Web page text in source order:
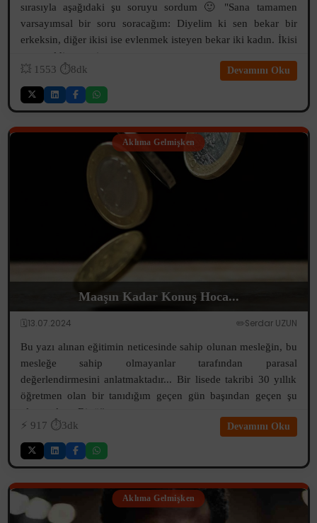
sırasıyla aşağıdaki şu soruyu sordum 🙂 "Sana tamamen
varsayımsal bir soru soracağım: Diyelim ki sen bekar bir
erkeksin, diğer ikisi ise evlenmek isteyen bekar iki kadın. İkisi
sana geldi ve senin...
💥 1553 ⏱️8dk Devamını Oku
Aklıma Gelmişken
Maaşın Kadar Konuş Hoca...
🗓️13.07.2024 ✏️Serdar UZUN
Bu yazı alınan eğitimin neticesinde sahip olunan mesleğin, bu
mesleğe sahip olmayanlar tarafından parasal
değerlendirmesini anlatmaktadır... Bir lisede takribi 30 yıllık
öğretmen olan bir tanıdığım geçen gün başından geçen şu
olayı anlattı: Bir öğren...
⚡️ 917 ⏱️3dk Devamını Oku
Aklıma Gelmişken